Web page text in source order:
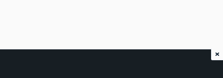
×